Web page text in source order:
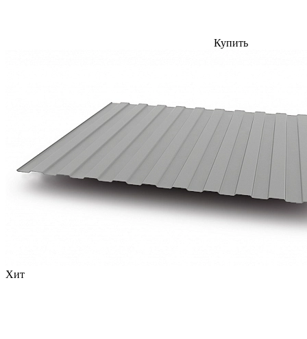
Купить
Хит